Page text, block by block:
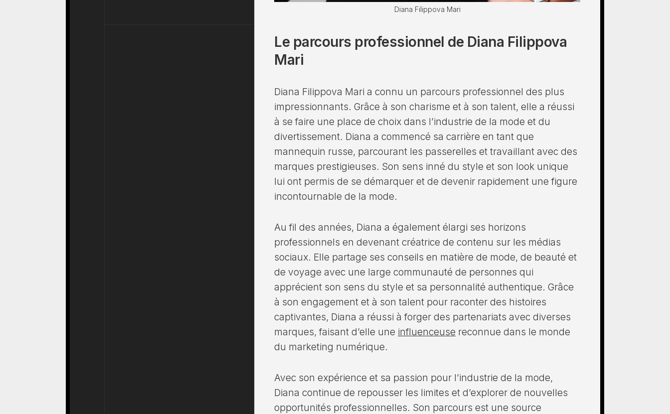
Diana Filippova Mari
Le parcours professionnel de Diana Filippova
Mari
Diana Filippova Mari a connu un parcours professionnel des plus
impressionnants. Grâce à son charisme et à son talent, elle a réussi
à se faire une place de choix dans l’industrie de la mode et du
divertissement. Diana a commencé sa carrière en tant que
mannequin russe, parcourant les passerelles et travaillant avec des
marques prestigieuses. Son sens inné du style et son look unique
lui ont permis de se démarquer et de devenir rapidement une figure
incontournable de la mode.
Au fil des années, Diana a également élargi ses horizons
professionnels en devenant créatrice de contenu sur les médias
sociaux. Elle partage ses conseils en matière de mode, de beauté et
de voyage avec une large communauté de personnes qui
apprécient son sens du style et sa personnalité authentique. Grâce
à son engagement et à son talent pour raconter des histoires
captivantes, Diana a réussi à forger des partenariats avec diverses
marques, faisant d’elle une influenceuse reconnue dans le monde
du marketing numérique.
Avec son expérience et sa passion pour l’industrie de la mode,
Diana continue de repousser les limites et d’explorer de nouvelles
opportunités professionnelles. Son parcours est une source